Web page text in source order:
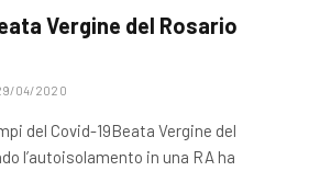
Vergine del Rosario
04/2020
del Covid-19Beata Vergine del
l’autoisolamento in una RA ha